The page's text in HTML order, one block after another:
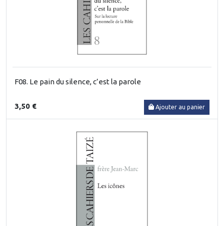
F08. Le pain du silence, c’est la parole
3,50 € Ajouter au panier